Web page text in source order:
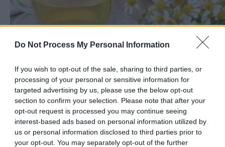
Do Not Process My Personal Information
If you wish to opt-out of the sale, sharing to third parties, or
processing of your personal or sensitive information for
targeted advertising by us, please use the below opt-out
section to confirm your selection. Please note that after your
opt-out request is processed you may continue seeing
interest-based ads based on personal information utilized by
us or personal information disclosed to third parties prior to
your opt-out. You may separately opt-out of the further
Αγαπημένα αφεψήματα της δίαιτας